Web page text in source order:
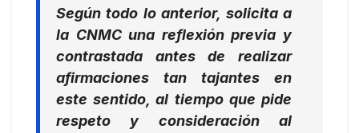
Según todo lo anterior, solicita a
la CNMC una reflexión previa y
contrastada antes de realizar
afirmaciones tan tajantes en
este sentido, al tiempo que pide
respeto y consideración al